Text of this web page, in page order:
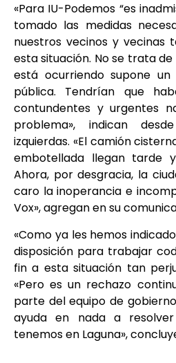
«Para IU-Podemos “es
tomado las medidas
nuestros vecinos y vecinas
esta situación. No se trata
está ocurriendo supone
pública. Tendrían que
contundentes y urgentes
problema», indican
izquierdas. «El camión
embotellada llegan tarde
Ahora, por desgracia, la
caro la inoperancia e
Vox», agregan en su
«Como ya les hemos
disposición para trabajar
fin a esta situación tan
«Pero es un rechazo
parte del equipo de
ayuda en nada a
tenemos en Laguna»,